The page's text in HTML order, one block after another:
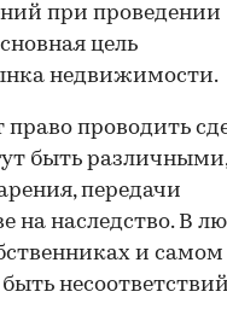
при проведении
цель
недвижимости.
проводить
быть различными,
передачи
на наследство. В
и самом